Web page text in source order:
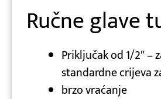
Ručne glave
Priključak od 1/2″ –
standardne crijeva
brzo vraćanje